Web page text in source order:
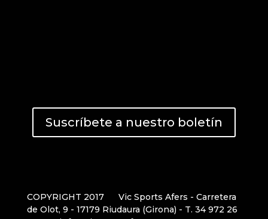
Suscríbete a nuestro boletín
COPYRIGHT 2017
Vic Sports Afers - Carretera
de Olot, 9 - 17179 Riudaura (Girona) - T. 34 972 26